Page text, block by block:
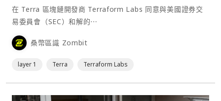
在 Terra 區塊鏈開發商 Terraform Labs 同意與美國證券交
易委員會（SEC）和解的⋯
桑幣區識 Zombit
layer 1 Terra Terraform Labs